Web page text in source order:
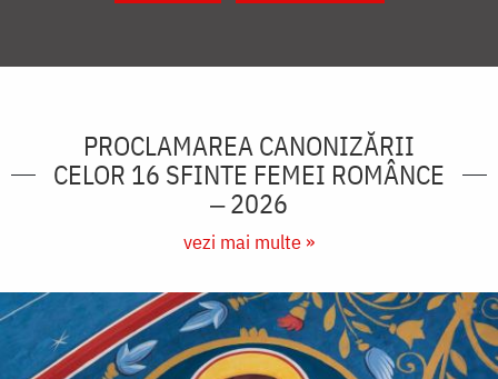
PROCLAMAREA CANONIZĂRII
CELOR 16 SFINTE FEMEI ROMÂNCE
‒ 2026
vezi mai multe »